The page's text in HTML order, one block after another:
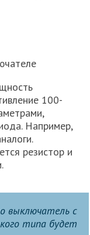
100-
Например,
резистор и
выключатель с
типа будет